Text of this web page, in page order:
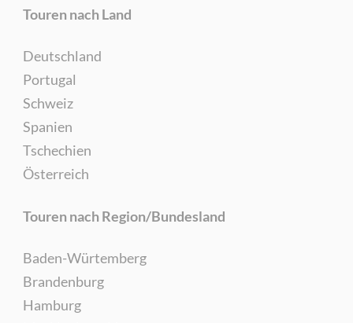
Touren nach Land
Deutschland
Portugal
Schweiz
Spanien
Tschechien
Österreich
Touren nach Region/Bundesland
Baden-Würtemberg
Brandenburg
Hamburg